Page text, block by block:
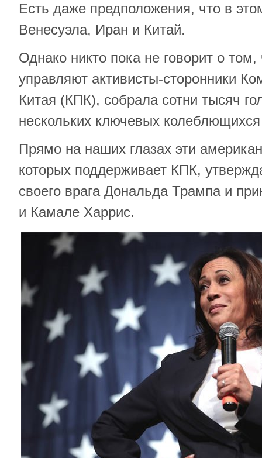
Есть даже предположения, что в
Венесуэла, Иран и Китай.
Однако никто пока не говорит о том,
управляют активисты-сторонники
Китая (КПК), собрала сотни тысяч
нескольких ключевых
Прямо на наших глазах эти
которых поддерживает КПК,
своего врага Дональда Трампа и
и Камале Харрис.